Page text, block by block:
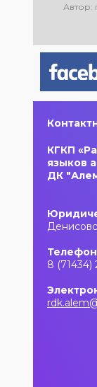
и
Автор:
КГКП
языков
ДК
8 (71434)